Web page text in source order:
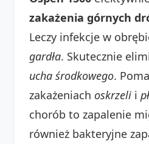
zakażenia górnych
Leczy infekcje w
gardła. Skutecznie
ucha środkowego.
zakażeniach oskrzeli i
chorób to zapalenie
również bakteryjne